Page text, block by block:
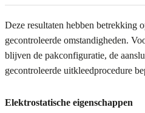
Deze resultaten hebben betrekking
gecontroleerde omstandigheden.
blijven de pakconfiguratie, de
gecontroleerde uitkleedprocedure
Elektrostatische eigenschappen